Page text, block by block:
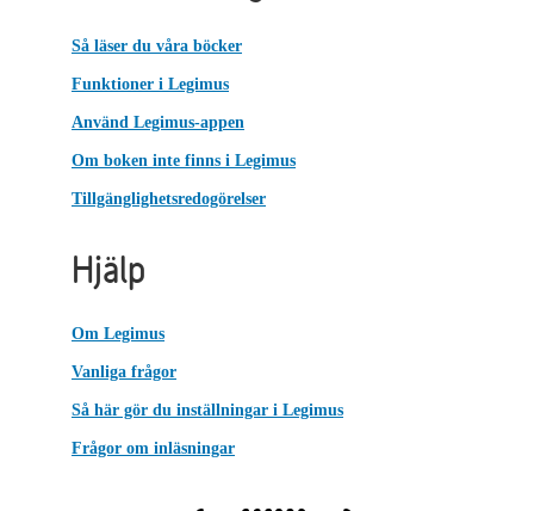
Så läser du våra böcker
Funktioner i Legimus
Använd Legimus-appen
Om boken inte finns i Legimus
Tillgänglighetsredogörelser
Hjälp
Om Legimus
Vanliga frågor
Så här gör du inställningar i Legimus
Frågor om inläsningar